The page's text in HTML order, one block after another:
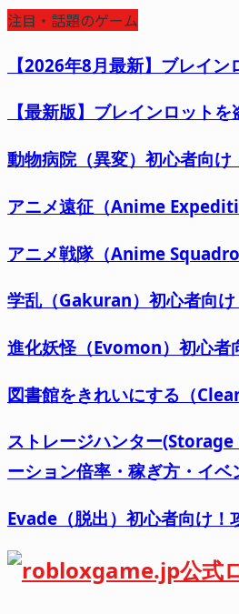
注目・話題のゲーム
【2026年8月最新】ブレイ
【最新版】ブレインロット
動物病院（異変）初心者向
アニメ遠征（Anime
アニメ戦隊（Anime
学乱（Gakuran）初心者向
進化妖怪（Evomon）初心者
図書館をきれいにする（
ストレージハンター
ーション倍率・稼ぎ方・イベ
Evade（脱出）初心者向け